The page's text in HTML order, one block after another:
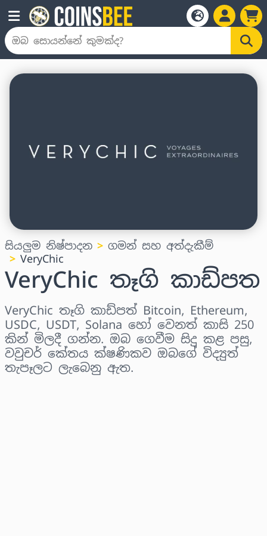
සියලුම නිෂ්පාදන
ගමන් සහ අත්දැකීම්
VeryChic
VeryChic තෑගි කාඩ්පත
VeryChic තෑගි කාඩ්පත් Bitcoin, Ethereum,
USDC, USDT, Solana හෝ වෙනත් කාසි 250
කින් මිලදී ගන්න. ඔබ ගෙවීම සිදු කළ පසු,
වවුචර් කේතය ක්ෂණිකව ඔබගේ විද්‍යුත්
තැපෑලට ලැබෙනු ඇත.